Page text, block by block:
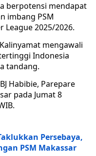
berpotensi mendapat
imbang PSM
League 2025/2026.
mengawali
Indonesia
tandang.
Habibie, Parepare
pada Jumat 8
Persebaya,
PSM Makassar